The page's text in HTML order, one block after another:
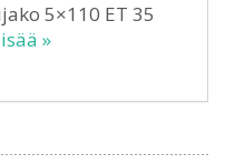
5×110 ET 35
»